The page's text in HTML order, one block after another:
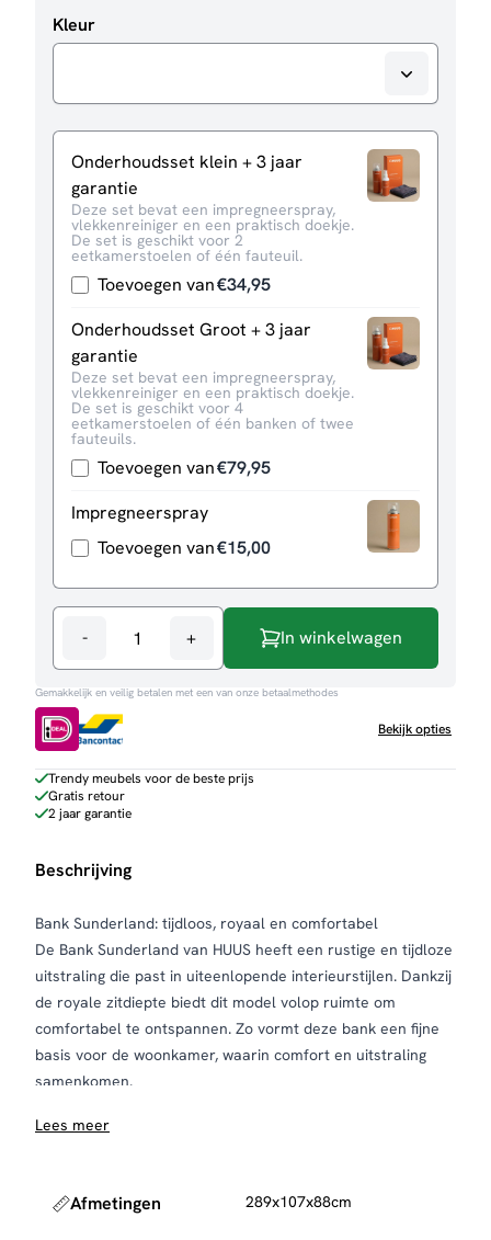
Kleur
Onderhoudsset klein + 3 jaar
garantie
Deze set bevat een impregneerspray,
vlekkenreiniger en een praktisch doekje.
De set is geschikt voor 2
eetkamerstoelen of één fauteuil.
Toevoegen van€34,95
Onderhoudsset Groot + 3 jaar
garantie
Deze set bevat een impregneerspray,
vlekkenreiniger en een praktisch doekje.
De set is geschikt voor 4
eetkamerstoelen of één banken of twee
fauteuils.
Toevoegen van€79,95
Impregneerspray
Toevoegen van€15,00
-
Sunderland
aantal
+ In winkelwagen
Gemakkelijk en veilig betalen met een van onze betaalmethodes
Bekijk opties
Trendy meubels voor de beste prijs
Gratis retour
2 jaar garantie
Beschrijving
Bank Sunderland: tijdloos, royaal en comfortabel
De Bank Sunderland van HUUS heeft een rustige en tijdloze
uitstraling die past in uiteenlopende interieurstijlen. Dankzij
de royale zitdiepte biedt dit model volop ruimte om
comfortabel te ontspannen. Zo vormt deze bank een fijne
basis voor de woonkamer, waarin comfort en uitstraling
samenkomen.
zorgen voor een prettig zitgevoel, geschikt voor dagelijks
uitnodigend als stijlvol oogt. Ideaal voor lange avonden
Lees meer
Afmetingen 289x107x88cm